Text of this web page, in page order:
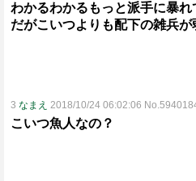
わかるわかるもっと派手に暴れ
だがこいつよりも配下の雑兵が
3 なまえ 2018/10/24 06:02:06
こいつ魚人なの？